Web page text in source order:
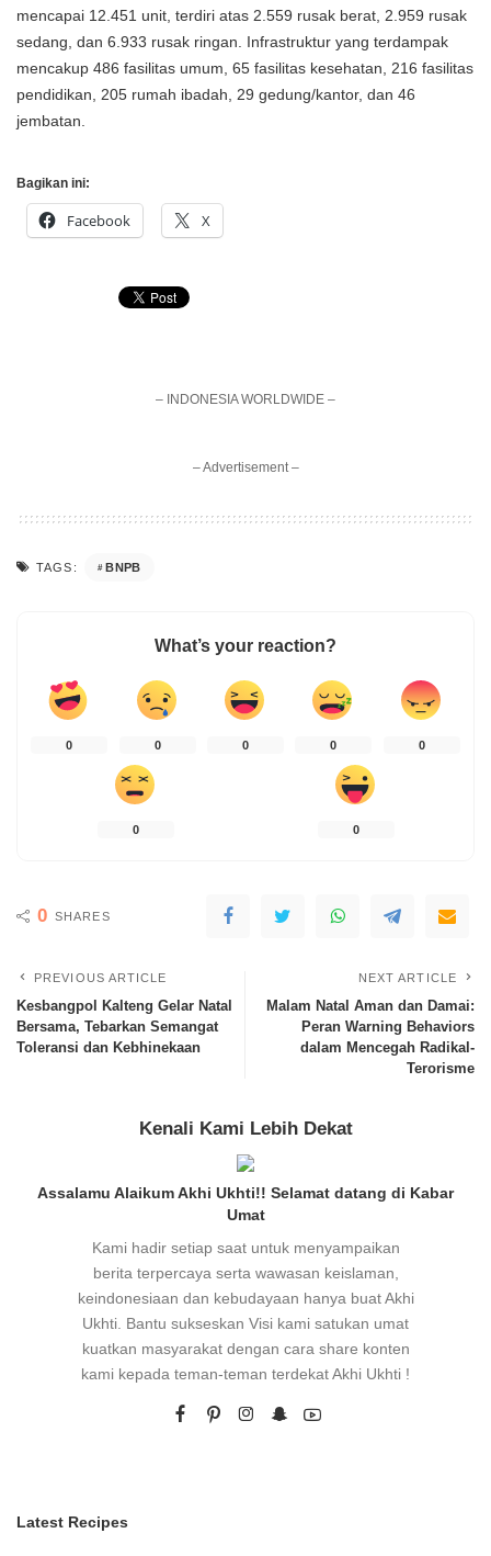
mencapai 12.451 unit, terdiri atas 2.559 rusak berat, 2.959 rusak
sedang, dan 6.933 rusak ringan. Infrastruktur yang terdampak
mencakup 486 fasilitas umum, 65 fasilitas kesehatan, 216 fasilitas
pendidikan, 205 rumah ibadah, 29 gedung/kantor, dan 46
jembatan.
Bagikan ini:
Facebook X
– INDONESIA WORLDWIDE –
– Advertisement –
TAGS: BNPB
What’s your reaction?
0 0 0 0 0
0 0
0 SHARES
PREVIOUS ARTICLE
Kesbangpol Kalteng Gelar Natal
Bersama, Tebarkan Semangat
Toleransi dan Kebhinekaan
NEXT ARTICLE
Malam Natal Aman dan Damai:
Peran Warning Behaviors
dalam Mencegah Radikal-
Terorisme
Kenali Kami Lebih Dekat
Assalamu Alaikum Akhi Ukhti!! Selamat datang di Kabar
Umat
Kami hadir setiap saat untuk menyampaikan
berita terpercaya serta wawasan keislaman,
keindonesiaan dan kebudayaan hanya buat Akhi
Ukhti. Bantu sukseskan Visi kami satukan umat
kuatkan masyarakat dengan cara share konten
kami kepada teman-teman terdekat Akhi Ukhti !
Latest Recipes